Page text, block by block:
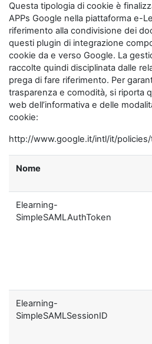
Questa tipologia di cookie è
APPs Google nella piattaforma e-
riferimento alla condivisione dei
questi plugin di integrazione
cookie da e verso Google. La
raccolte quindi disciplinata dalle
prega di fare riferimento. Per
trasparenza e comodità, si riporta
web dell’informativa e delle
cookie:
http://www.google.it/intl/it/
Nome
Elearning-
SimpleSAMLAuthToken
Elearning-
SimpleSAMLSessionID